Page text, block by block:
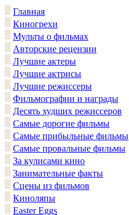
Главная
Киногрехи
Мульты о фильмах
Авторские рецензии
Лучшие актеры
Лучшие актрисы
Лучшие режиссеры
Фильмографии и награды
Десять худших режиссеров
Самые дорогие фильмы
Самые прибыльные фильмы
Самые провальные фильмы
За кулисами кино
Занимательные факты
Сцены из фильмов
Киноляпы
Easter Eggs